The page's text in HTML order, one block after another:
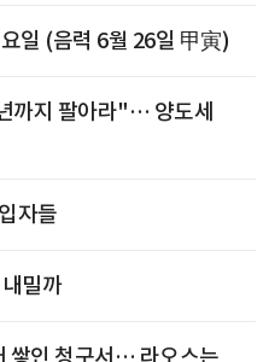
일 (음력 6월 26일 甲寅)
까지 팔아라"… 양도세
자들
밀까